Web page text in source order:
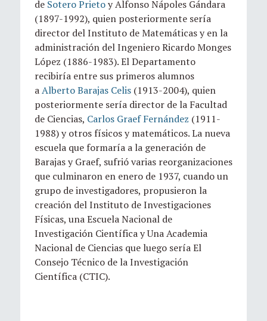
de Sotero Prietoy Alfonso Nápoles Gándara
(1897-1992), quien posteriormente sería
director del Instituto de Matemáticas y en la
administración del Ingeniero Ricardo Monges
López (1886-1983). El Departamento
recibiría entre sus primeros alumnos
aAlberto Barajas Celis (1913-2004), quien
posteriormente sería director de la Facultad
de Ciencias, Carlos Graef Fernández (1911-
1988) y otros físicos y matemáticos. La nueva
escuela que formaría a la generación de
Barajas y Graef, sufrió varias reorganizaciones
que culminaron en enero de 1937, cuando un
grupo de investigadores, propusieron la
creación del Instituto de Investigaciones
Físicas, una Escuela Nacional de
Investigación Científica y Una Academia
Nacional de Ciencias que luego sería El
Consejo Técnico de la Investigación
Científica (CTIC).